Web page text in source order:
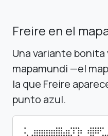
Freire en el
Una variante
mapamundi —el
la que Freire
punto azul.